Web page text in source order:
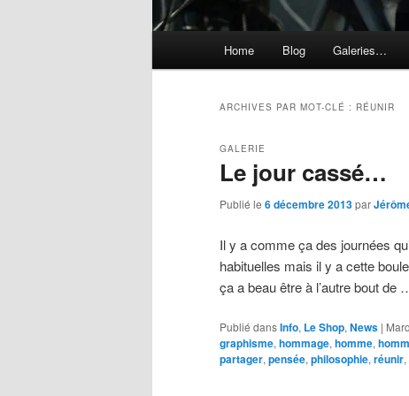
Home Blog Galeries…
ARCHIVES PAR MOT-CLÉ : RÉUNIR
Le jour cassé…
GALERIE
Publié le 6 décembre 2013par
Il y a comme ça des journées
habituelles mais il y a cette
ça a beau être à l’autre bout de
Publié dansInfo, Le Shop, News |
graphisme, hommage, homme,
partager, pensée, philosophie, réunir,